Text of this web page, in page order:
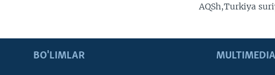
AQSh,Turkiya
BO'LIMLAR MULTIMEDIA